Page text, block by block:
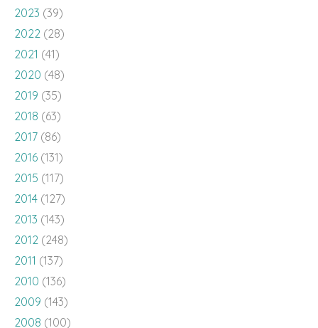
2023 (39)
2022 (28)
2021 (41)
2020 (48)
2019 (35)
2018 (63)
2017 (86)
2016 (131)
2015 (117)
2014 (127)
2013 (143)
2012 (248)
2011 (137)
2010 (136)
2009 (143)
2008 (100)